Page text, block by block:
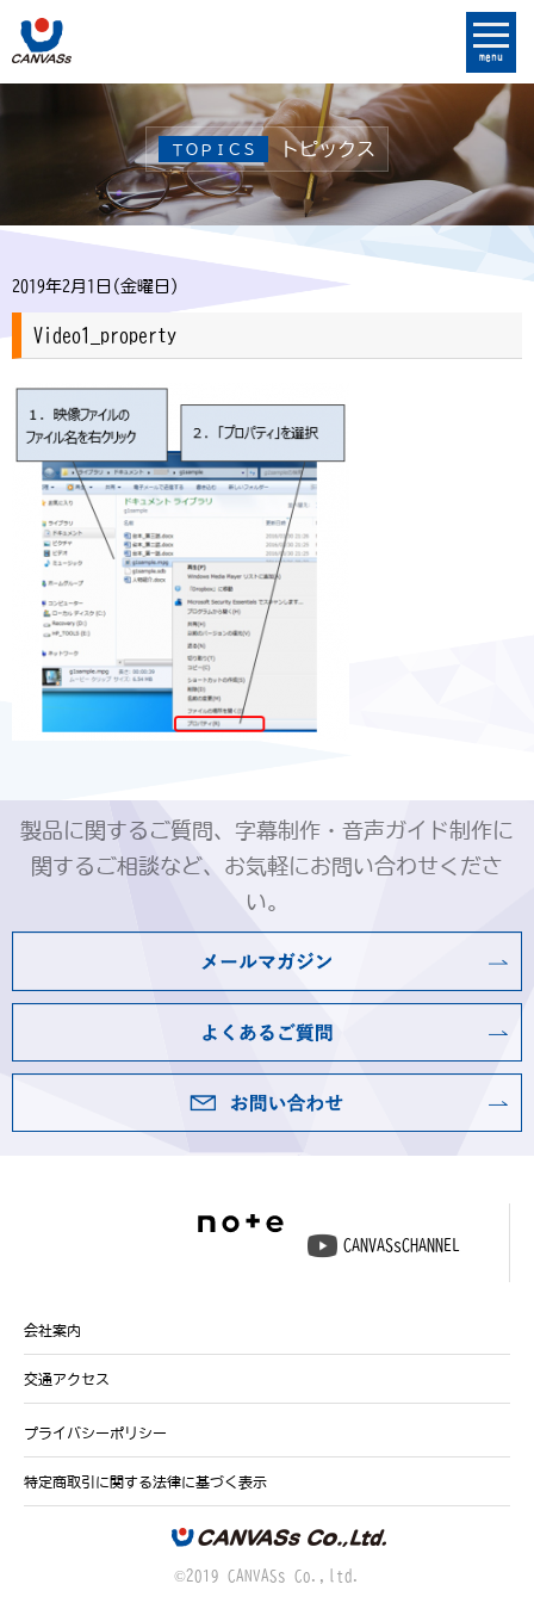
menu
ＴＯＰＩＣＳ トピックス
2019年2月1日(金曜日)
Video1_property
製品に関するご質問、字幕制作・音声ガイド制作に
関するご相談など、お気軽にお問い合わせくださ
い。
CANVASsCHANNEL
会社案内
交通アクセス
プライバシーポリシー
特定商取引に関する法律に基づく表示
©2019 CANVASs Co.,ltd.